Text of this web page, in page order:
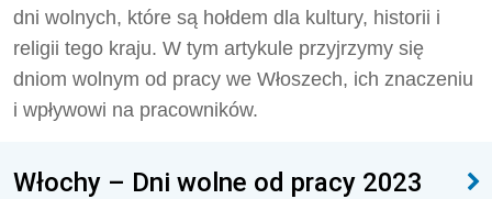
dni wolnych, które są hołdem dla kultury, historii i
religii tego kraju. W tym artykule przyjrzymy się
dniom wolnym od pracy we Włoszech, ich znaczeniu
i wpływowi na pracowników.
Włochy – Dni wolne od pracy 2023